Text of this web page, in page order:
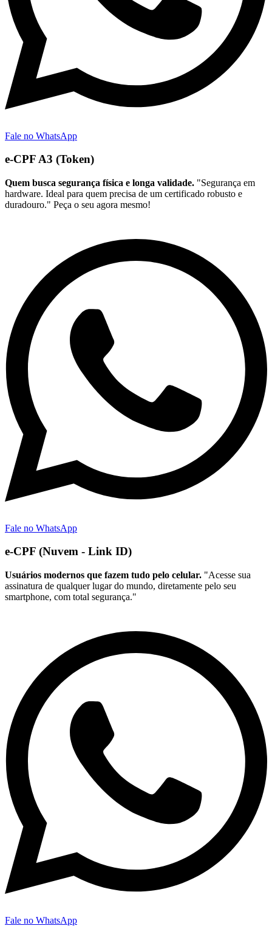
Fale no WhatsApp
e-CPF A3 (Token)
Quem busca segurança física e longa validade. "Segurança em
hardware. Ideal para quem precisa de um certificado robusto e
duradouro." Peça o seu agora mesmo!
Fale no WhatsApp
e-CPF (Nuvem - Link ID)
Usuários modernos que fazem tudo pelo celular. "Acesse sua
assinatura de qualquer lugar do mundo, diretamente pelo seu
smartphone, com total segurança."
Fale no WhatsApp